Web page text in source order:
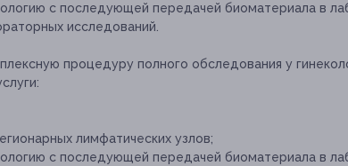
с последующей передачей биоматериала в
исследований.
процедуру полного обследования у
лимфатических узлов;
с последующей передачей биоматериала в